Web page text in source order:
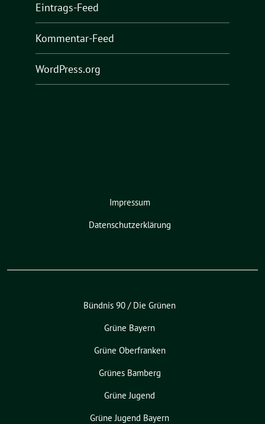
Eintrags-Feed
Kommentar-Feed
WordPress.org
Impressum
Datenschutzerklärung
Bündnis 90 / Die Grünen
Grüne Bayern
Grüne Oberfranken
Grünes Bamberg
Grüne Jugend
Grüne Jugend Bayern